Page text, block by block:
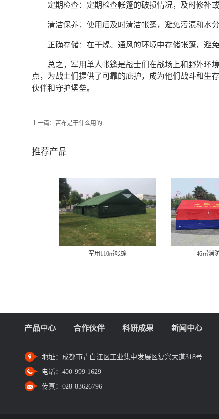
定期检查：定期检查帐篷的破损情况，及时修补
清洁保养：使用后及时清洁帐篷，避免污渍和水
正确存储：在干燥、通风的环境中存储帐篷，避
总之，军用单人帐篷是战士们在战场上和野外环
点，为战士们提供了可靠的庇护，成为他们战斗和生
伙伴和守护堡垒。
上一篇： 苫布是干什么用的
推荐产品
军用110㎡帐篷 46㎡消
产品中心 合作伙伴 科研成果 新闻中心
地址： 成都市青白江区工业集中发展区复兴大道318号
电话： 400-999-1629
传真： 028-83626796